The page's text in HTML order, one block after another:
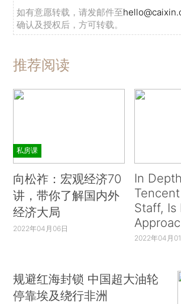
如有意愿转载，请发邮件至
确认及授权后，方可转载。
推荐阅读
私房课
向松祚：宏观经济70
讲，带你了解国内外
经济大局
2022年04月06日
In
Staff, Is
2022年04月
规避红海封锁 中国超大油轮
停靠埃及绕行非洲